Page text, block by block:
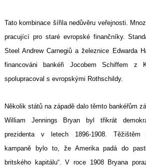
Tato kombinace šířila nedůvěru veřejnosti.
pracující pro staré evropské finančníky.
Steel Andrew Carnegiů a železnice Edwarda
financováni bankéři Jocobem Schiffem z
spolupracoval s evropskými Rothschildy.
Několik států na západě dalo těmto bankéřům
William Jennings Bryan byl třikrát
prezidenta v letech 1896-1908. Těžištěm
kampaně bylo to, že Amerika padá do
britského kapitálu“. V roce 1908 Bryana